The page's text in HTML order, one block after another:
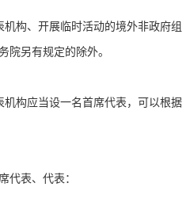
构、开展临时活动的境外非政府组
院另有规定的除外。
构应当设一名首席代表，可以根据
代表、代表：